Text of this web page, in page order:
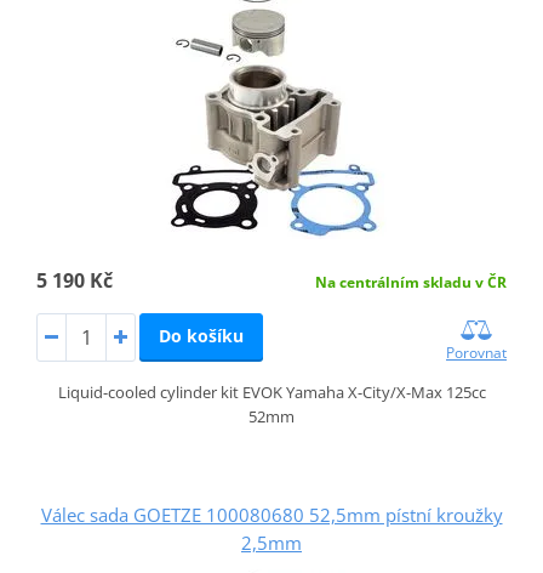
5 190 Kč Na centrálním skladu v ČR
Do košíku
Porovnat
Liquid-cooled cylinder kit EVOK Yamaha X-City/X-Max 125cc
52mm
Válec sada GOETZE 100080680 52,5mm pístní kroužky
2,5mm